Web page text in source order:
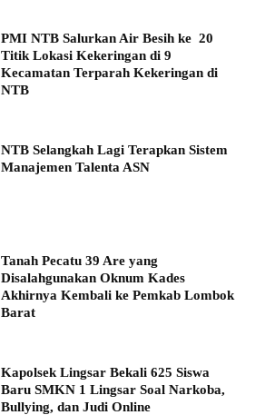
PMI NTB Salurkan Air Besih ke 20
Titik Lokasi Kekeringan di 9
Kecamatan Terparah Kekeringan di
NTB
NTB Selangkah Lagi Terapkan Sistem
Manajemen Talenta ASN
Tanah Pecatu 39 Are yang
Disalahgunakan Oknum Kades
Akhirnya Kembali ke Pemkab Lombok
Barat
Kapolsek Lingsar Bekali 625 Siswa
Baru SMKN 1 Lingsar Soal Narkoba,
Bullying, dan Judi Online